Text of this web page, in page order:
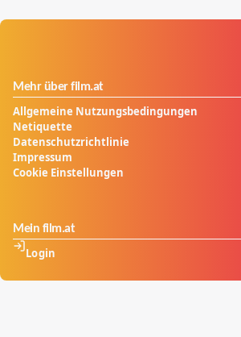
Mehr über film.at
Allgemeine Nutzungsbedingungen
Netiquette
Datenschutzrichtlinie
Impressum
Cookie Einstellungen
Mein film.at
Login